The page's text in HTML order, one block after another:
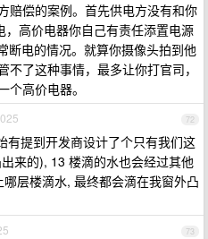
赔偿的案例。首先供电方没有和你
高价电器你自己有责任添置电源
断电的情况。就算你摄像头拍到他
了这种事情，最多让你打官司，
高价电器。
72
有提到开发商设计了个只有我们这
来的), 13 楼滴的水也会经过其他
层楼滴水, 最终都会滴在我窗外凸
73